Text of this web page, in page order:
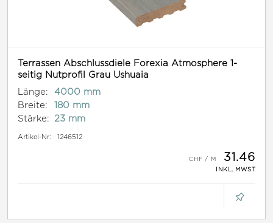
Terrassen Abschlussdiele Forexia Atmosphere 1-
seitig Nutprofil Grau Ushuaia
Länge:
4000 mm
Breite:
180 mm
Stärke:
23 mm
Artikel-Nr: 1246512
31.46
INKL. MWST